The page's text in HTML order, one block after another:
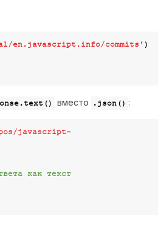
en.javascript.info/commits' )
вместо .json() :
javascript-
как текст